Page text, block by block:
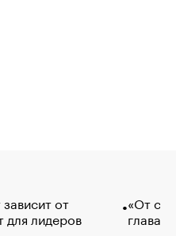
от
для лидеров
«От
глава